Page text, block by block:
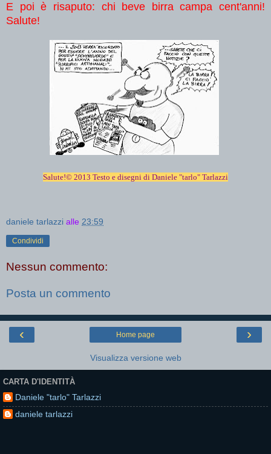
E poi è risaputo: chi beve birra campa cent'anni!
Salute!
Salute!© 2013 Testo e disegni di Daniele "tarlo" Tarlazzi
daniele tarlazzi alle 23:59
Condividi
Nessun commento:
Posta un commento
‹ ›
Home page
Visualizza versione web
CARTA D'IDENTITÀ
Daniele "tarlo" Tarlazzi
daniele tarlazzi